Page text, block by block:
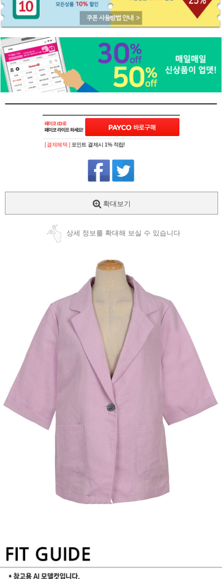
PAYCO 바로
[ 결제혜택 ] 포인트 결제시 1% 적립!
확대보기
상세 정보를 확대해 보실 수 있습니다